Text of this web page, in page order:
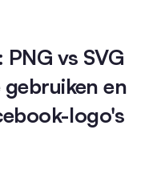
vs SVG
en
logo's